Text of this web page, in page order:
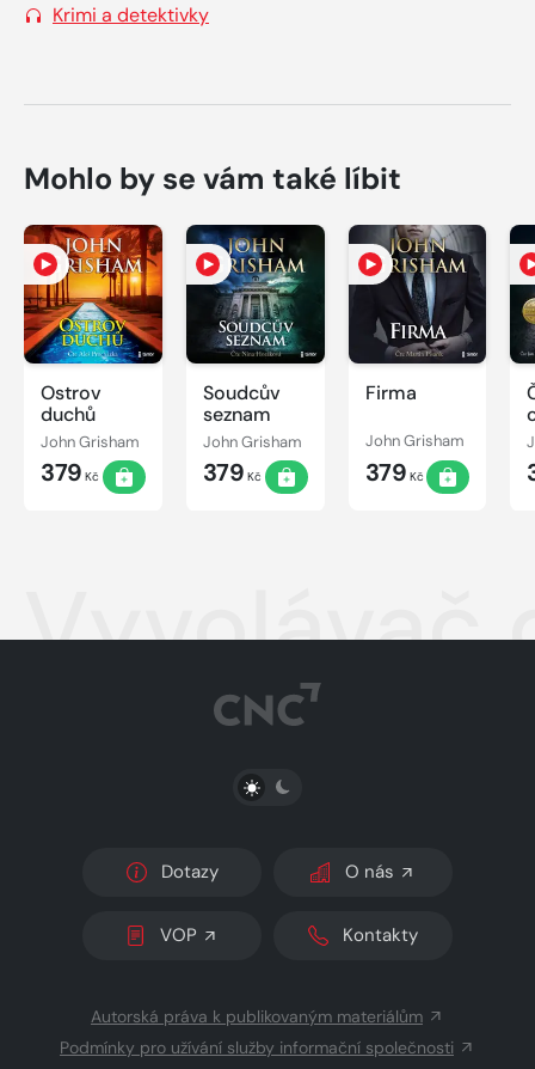
Krimi a detektivky
Mohlo by se vám také líbit
Ostrov
duchů
John Grisham
379 Kč
Soudcův
seznam
John Grisham
379 Kč
Firma
John Grisham
379 Kč
Vyvolávač
PŘEPNOUT SVĚTLÝ/TMAVÝ REŽIM
Dotazy O nás
VOP Kontakty
Autorská práva k publikovaným materiálům
Podmínky pro užívání služby informační společnosti